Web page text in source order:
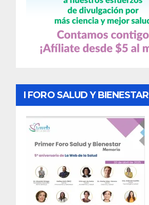
I FORO SALUD Y BIENESTAR